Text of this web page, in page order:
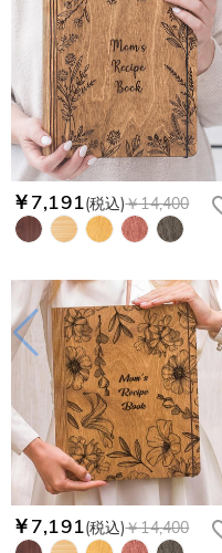
￥7,191(税込)￥14,400
￥7,191(税込)￥14,400